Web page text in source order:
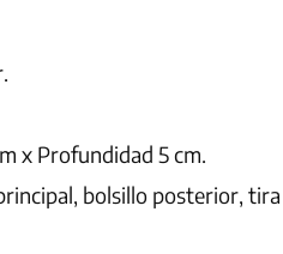
x Profundidad 5 cm.
bolsillo posterior,